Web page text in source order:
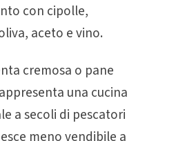
con cipolle,
aceto e vino.
cremosa o pane
una cucina
a secoli di pescatori
meno vendibile a